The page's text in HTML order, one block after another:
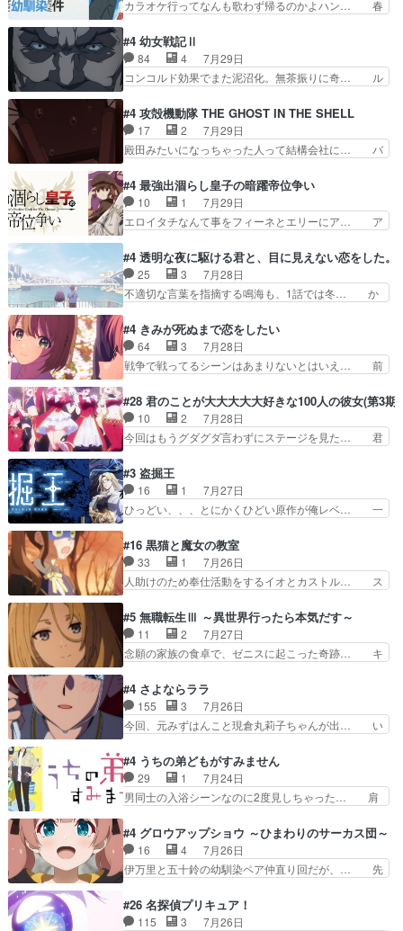
を選ぶって、ひぐらしの沙…
手紙が来た。サーベルボアの退治の… ここでヘン
家に帰ることに・ベリルはミュ… おっさんの親と
なるとお爺ちゃんだよね孫扱… ・ベリル、実家に
帰ることに・ベリルはミュ…
カラオケ行ってなんも歌わず帰るのかよハン… 春
やらあの女優さんが春希のお母さんのよ… 春希ち
ゃん姫ちゃんに野菜の子も凄え可愛い… 隼人くん
のスマホを買いに行ってたけど完全… 第４話を
U-NEXTで視聴しました。視聴… スマホを買うた
見始めてたけどなんだかん… いきなりシリアス展
開ぶち込んでくるじゃん… 春希の家庭事情は複
雑。食事とか隼人が親身…
#4 幼女戦記Ⅱ
84 4
7月29日
コンコルド効果でまた泥沼化。無茶振りに奇… ル
グを更新しました!!宜しければ、是非… 計画通り
にはいかないね笑やり遂げた(ほぼ… 今回もター
ニャに不都合なことがあったりし… 白髪の男性が
語った家族を失った喪無感が、… 連邦に対して有
油を注ぐターニャの勝利軍… 犠牲を払っても良い
ならお前たちが前線へ行… 戦闘がアッサリし過ぎ
じゃない？戦争がメイ…
#4 攻殻機動隊 THE GHOST IN THE SHELL
17 2
7月29日
殿田みたいになっちゃった人って結構会社に… バ
見た目もうただのロボでしかないんだよ… 俺らの
汗拭きそりゃいやだろwwバトー＆ト… イノセン
スの元となった回だけど、ガイノイ… アダム・リ
ンクやジェイムスン(教授)型サ… アンドロイドも
センスの土台になったエピ… コミカルなのにも慣
れてきました。１話でし… ロボットの反乱は今と
なっては良くある話し…
#4 最強出涸らし皇子の暗躍帝位争い
10 1
7月29日
エロイタチなんて事をフィーネとエリーにア… ア
スターを呼ぶ笛？黒幕は狩猟祭とは関係… 平凡な
少女に見える眼鏡w眼鏡属性は持ち合… 神アニ
メ、ケテーイ！「騎士狩猟祭、前夜の… フィーネ
がアルノルトに活躍してもらいたが… 第４話を
とフィーネの２度目のデート出… マジできな臭い
ぞ帝位争い。姉からの刺客を… ふぃーねと町の様
子を見に行ったら町中で窃…
#4 透明な夜に駆ける君と、目に見えない恋をした。
25 3
7月28日
不適切な言葉を指摘する鳴海も、1話では冬… か
接していいのかわからず戸惑うかけるも… 盲目だ
と相手の表情も分からないからどう思… 今期のバ
ックナンバーみたいなOPアニメ。… 初デートで
冬月を笑わせようとする姿も冬月… 特に大きな事
を笑わせようとする姿も冬月… 3話までは主人公
がどうでもいいことでずっ… 花火購入に浅草へ…
行き当たりばったり訪問…
#4 きみが死ぬまで恋をしたい
64 3
7月28日
戦争で戦ってるシーンはあまりないとはいえ… 前
の存在で揺らぐ14クラス約束された死… ミミの
秘密をあっさり受け入れたのは拍子抜… 蘇生魔法
って下衆い国なら進退窮まったら手… 蘇生魔法ヤ
バイけどミミいなかったら詰んで… アニメオタク
うございました！アリとセイ… ごめん、そういう
話がしたい作品じゃないの… 第４話感想：その口
止め効果あるかな？ミミ…
#28 君のことが大大大大大好きな100人の彼女(第3期)
10 2
7月28日
今回はもうグダグダ言わずにステージを見た… 君
カノ版ラブライブ！？こういうのは人… 俺、みん
なのレッスン動画をDVDが焼きき… アナウンス
役で出演いたしましたみんなのア… 恋太郎ファミ
リーがガチでアイドルに挑戦！… ギャグギャグし
カノGirlfrien… 『アイドル伝説恋太郎ファミリ
ー』にて「ア… 安木路佐ウル子役で出演いたしま
したクォリ…
#3 盗掘王
16 1
7月27日
ひっどい、、、とにかくひどい原作が俺レベ… 一
美咲さんと言えば幼女！アイマスの市原… 遼河は
目的の為には人命も軽視するタイプの… 4つのス
キルが揃う。広い墓を捜索中、遼河… 村正はそん
なおどろおどろしいエピソードあ… 気持ちよくし
レベのアニメ制作を日本に奪… 予言で正体がバレ
る、もう騙し討ちは出来な… 村正の墓、アニメで
見ると一杯で怖いな。ア…
#16 黒猫と魔女の教室
33 1
7月26日
人助けのため奉仕活動をするイオとカストル… ス
とカストルの共通点は、魔法の制御が出… 椋鳥の
大群て…住民から迷惑がられてない？… キングコ
ングor進撃の巨人牡羊座のアルデ… スピカ・イ
オ・カストルという組み合わせ。… 有り余るパワ
みかたが雑になってきてるな… イキりカストルは
怖がりやったかあスピカな… 鏡の世界への突入と
新たな依頼サブタイトル…
#5 無職転生Ⅲ ～異世界行ったら本気だす～
11 2
7月27日
念願の家族の食卓で、ゼニスに起こった奇跡… キ
ナリーゼの悪魔の囁きwクリフとエリナ… 悪魔の
囁きやめてくださいwおい、1番重要… ゼニスも
感情が出てきてて良い方向に進んで… 第５話を
ABEMAで視聴しました。視聴に… クリフとエリ
相変わらずで草ルディ君釣り… ルーデウスにシル
フィエットとロキシーとの… 離れ離れになったり
別れがあったり絶望の大…
#4 さよならララ
155 3
7月26日
今回、元みずはんこと現倉丸莉子ちゃんが出… い
様とは...本当の愛とは...なんぞ… テンポの良いボ
ケとツッコミで笑わせつつ、… この作品、ストー
リーにも登場人物にも全く… 家で机に向かってる
時の貧乏ゆすりとか、ラ… お姉ちゃんと話せ
に、ララは何を思うのだ… 息をするかのように3
話まで視聴。2026… ララの王子様探しが本格的
に動き出した回。…
#4 うちの弟どもがすみません
29 1
7月24日
男同士の入浴シーンなのに2度見しちゃった… 肩
散歩って逃げるよね！糸と類を助けよう… 類の面
倒見るのが1番大変そう糸は誰とでも… 源くんを
甘えさせるまでの糸と周りの出来事… 源くん、甘
えちゃうぞ宣言。思ったよりラブ… 糸ちゃんのま
目的を忘れてますますヤング… でも央太と親しく
するのは嫌。世話を拒んで… ゴメス（カエル）外
#4 グロウアップショウ ～ひまわりのサーカス団～
16 4
7月26日
伊万里と五十鈴の幼馴染ペア仲直り回だが、… 先
や、これ素晴らしいコメディアニメだな。… 水着
回なのにビキニじゃない！これは時代背… 今回は
#26 名探偵プリキュア！
115 3 7月26日